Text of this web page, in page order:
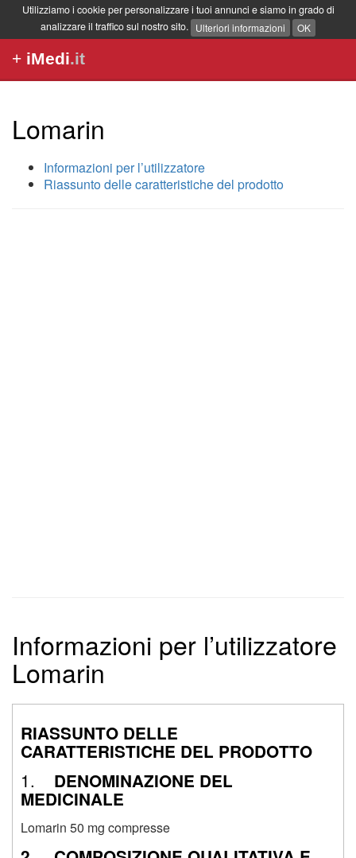
Utilizziamo i cookie per personalizzare i tuoi annunci e siamo in grado di
analizzare il traffico sul nostro sito. Ulteriori informazioni OK
+ iMedi.it
Lomarin
Informazioni per l’utilizzatore
Riassunto delle caratteristiche del prodotto
Informazioni per l’utilizzatore
Lomarin
RIASSUNTO DELLE
CARATTERISTICHE DEL PRODOTTO
1. DENOMINAZIONE DEL
MEDICINALE
Lomarin 50 mg compresse